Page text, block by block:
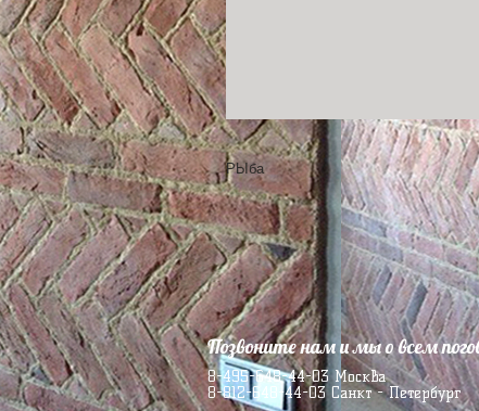
РЫба
Позвоните нам и мы о всем
8-495-648-44-03 Москва
8-812-648-44-03 Санкт - Петербург